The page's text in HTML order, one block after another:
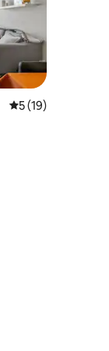
Évaluation
5 (19)